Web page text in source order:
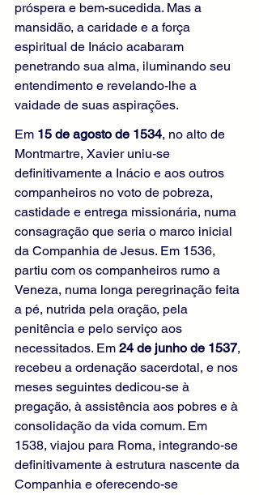
próspera e bem-sucedida. Mas a
mansidão, a caridade e a força
espiritual de Inácio acabaram
penetrando sua alma, iluminando seu
entendimento e revelando-lhe a
vaidade de suas aspirações.
Em 15 de agosto de 1534, no alto de
Montmartre, Xavier uniu-se
definitivamente a Inácio e aos outros
companheiros no voto de pobreza,
castidade e entrega missionária, numa
consagração que seria o marco inicial
da Companhia de Jesus. Em 1536,
partiu com os companheiros rumo a
Veneza, numa longa peregrinação feita
a pé, nutrida pela oração, pela
penitência e pelo serviço aos
necessitados. Em 24 de junho de 1537,
recebeu a ordenação sacerdotal, e nos
meses seguintes dedicou-se à
pregação, à assistência aos pobres e à
consolidação da vida comum. Em
1538, viajou para Roma, integrando-se
definitivamente à estrutura nascente da
Companhia e oferecendo-se